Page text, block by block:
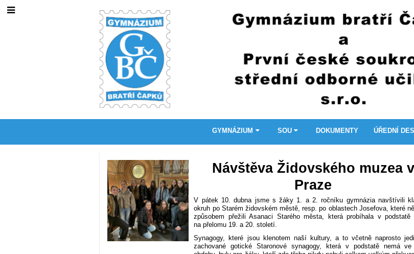
GYMNÁZIUM SOU DOKUMENTY ÚŘEDNÍ
Novinky
Návštěva Židovského muzea v
Praze
V pátek 10. dubna jsme s žáky 1. a 2. ročníku gymnázia navštívili
okruh po Starém židovském městě, resp. po oblastech Josefova, které
způsobem přežili Asanaci Starého města, která probíhala v
na přelomu 19. a 20. století.
Synagogy, které jsou klenotem naší kultury, a to včetně naprosto
zachované gotické Staronové synagogy, která v podstatě nemá